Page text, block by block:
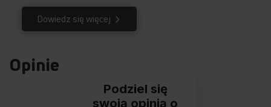
Dowiedz się więcej
Opinie
Podziel się
swoją opinią o